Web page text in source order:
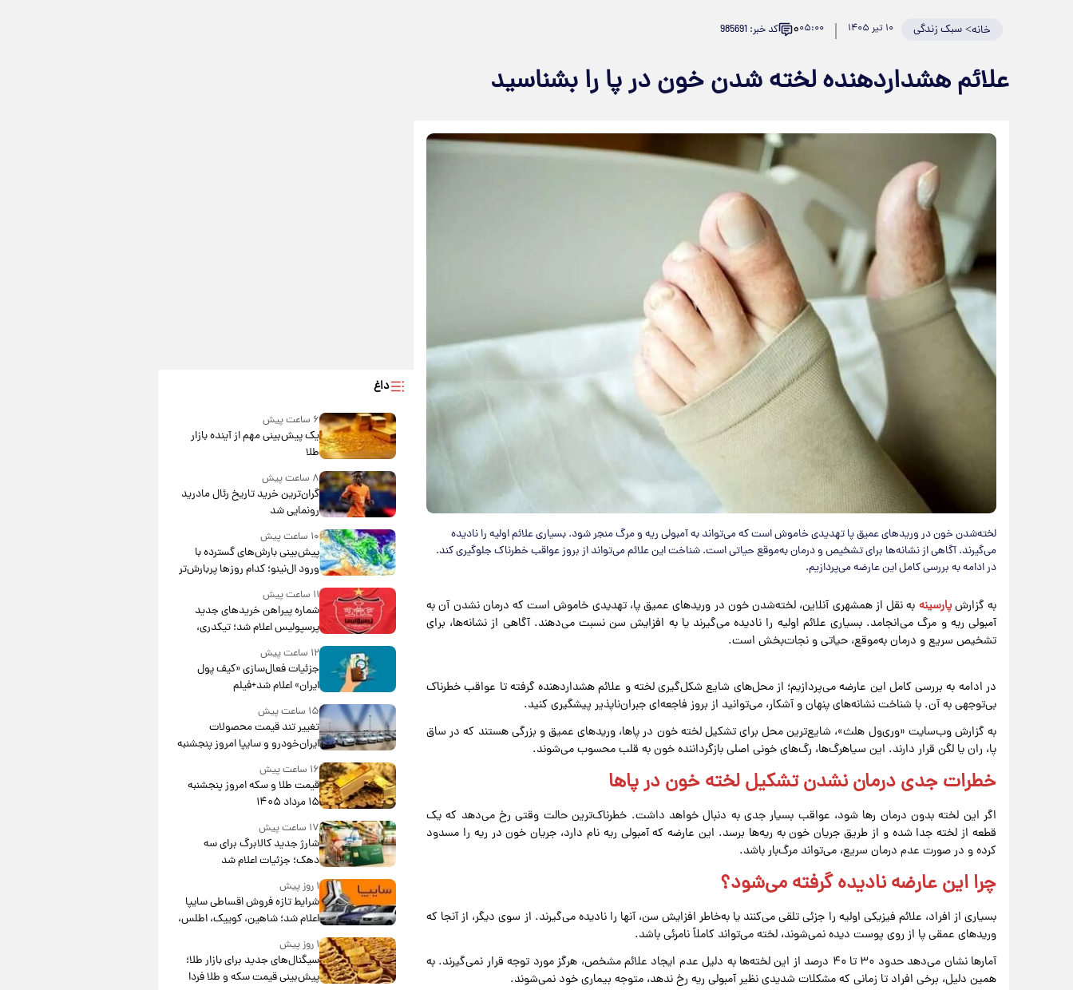
خانه>سبک زندگی ۱۰ تیر ۱۴۰۵ ۰۵:۰۰۰ کد خبر: 985691
علائم هشداردهنده لخته‌ شدن خون در پا را بشناسید
لخته‌شدن خون در وریدهای عمیق پا تهدیدی خاموش است که می‌تواند به آمبولی ریه و مرگ منجر شود. بسیاری علائم اولیه را نادیده
می‌گیرند. آگاهی از نشانه‌ها برای تشخیص و درمان به‌موقع حیاتی است. شناخت این علائم می‌تواند از بروز عواقب خطرناک جلوگیری کند.
در ادامه به بررسی کامل این عارضه می‌پردازیم.
به گزارش پارسینه به نقل از همشهری آنلاین، لخته‌شدن خون در وریدهای عمیق پا، تهدیدی خاموش است که درمان نشدن آن به
آمبولی ریه و مرگ می‌انجامد. بسیاری علائم اولیه را نادیده می‌گیرند یا به افزایش سن نسبت می‌دهند. آگاهی از نشانه‌ها، برای
تشخیص سریع و درمان به‌موقع، حیاتی و نجات‌بخش است.
در ادامه به بررسی کامل این عارضه می‌پردازیم؛ از محل‌های شایع شکل‌گیری لخته و علائم هشداردهنده گرفته تا عواقب خطرناک
بی‌توجهی به آن. با شناخت نشانه‌های پنهان و آشکار، می‌توانید از بروز فاجعه‌ای جبران‌ناپذیر پیشگیری کنید.
به گزارش وب‌سایت «وری‌ول هلث»، شایع‌ترین محل برای تشکیل لخته خون در پاها، وریدهای عمیق و بزرگی هستند که در ساق
پا، ران یا لگن قرار دارند. این سیاهرگ‌ها، رگ‌های خونی اصلی بازگرداننده خون به قلب محسوب می‌شوند.
خطرات جدی درمان نشدن تشکیل لخته خون در پاها
اگر این لخته بدون درمان رها شود، عواقب بسیار جدی به دنبال خواهد داشت. خطرناک‌ترین حالت وقتی رخ می‌دهد که یک
قطعه از لخته جدا شده و از طریق جریان خون به ریه‌ها برسد. این عارضه که آمبولی ریه نام دارد، جریان خون در ریه را مسدود
کرده و در صورت عدم درمان سریع، می‌تواند مرگ‌بار باشد.
چرا این عارضه نادیده گرفته می‌شود؟
بسیاری از افراد، علائم فیزیکی اولیه را جزئی تلقی می‌کنند یا به‌خاطر افزایش سن، آنها را نادیده می‌گیرند. از سوی دیگر، از آنجا که
وریدهای عمقی پا از روی پوست دیده نمی‌شوند، لخته می‌تواند کاملاً نامرئی باشد.
آمارها نشان می‌دهد حدود ۳۰ تا ۴۰ درصد از این لخته‌ها به دلیل عدم ایجاد علائم مشخص، هرگز مورد توجه قرار نمی‌گیرند. به
همین دلیل، برخی افراد تا زمانی که مشکلات شدیدی نظیر آمبولی ریه رخ ندهد، متوجه بیماری خود نمی‌شوند.
داغ
۶ ساعت پیش
یک پیش‌بینی مهم از آینده بازار
طلا
۸ ساعت پیش
گران‌ترین خرید تاریخ رئال مادرید
رونمایی شد
۱۰ ساعت پیش
پیش‌بینی بارش‌های گسترده با
ورود ال‌نینو؛ کدام روزها پربارش‌تر
خواهند بود؟
۱۱ ساعت پیش
شماره پیراهن خریدهای جدید
پرسپولیس اعلام شد؛ تیکدری،
محبی و سرگیف با اعداد ویژه
۱۲ ساعت پیش
جزئیات فعال‌سازی «کیف پول
ایران» اعلام شد+فیلم
۱۵ ساعت پیش
تغییر تند قیمت محصولات
ایران‌خودرو و سایپا امروز پنجشنبه
۱۵ مرداد ۱۴۰۵ +جدول
۱۶ ساعت پیش
قیمت طلا و سکه امروز پنجشنبه
۱۵ مرداد ۱۴۰۵
۱۷ ساعت پیش
شارژ جدید کالابرگ برای سه
دهک؛ جزئیات اعلام شد
۱ روز پیش
شرایط تازه فروش اقساطی سایپا
اعلام شد؛ شاهین، کوییک، اطلس،
سهند و ساینا با اقساط بلندمدت +
جدول۱ روز پیش
سیگنال‌های جدید برای بازار طلا؛
پیش‌بینی قیمت سکه و طلا فردا